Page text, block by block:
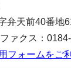
弁天前40番
ァクス：
フォームをご